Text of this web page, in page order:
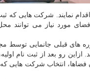
نمایند. شرکت هایی که ثبت
مورد نیاز می توانند
های قبلی جانمایی توسط
ازاین رو بعد از ثبت نام
فضاها، انتخاب شرکت هایی که